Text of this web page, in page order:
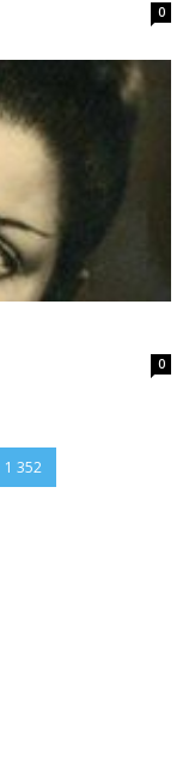
0
0
1 352